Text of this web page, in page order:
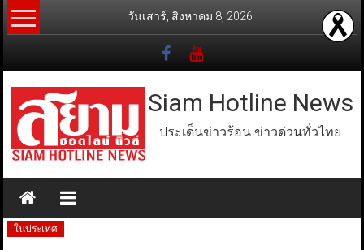
Skip
to
วันเสาร์, สิงหาคม 8, 2026
Siam Hotline News
ประเด็นข่าวร้อน ข่าวด่วนทั่วไทย
ในประเทศ